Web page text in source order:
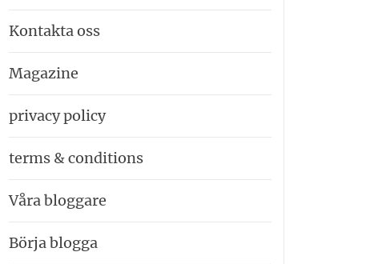
Kontakta oss
Magazine
privacy policy
terms & conditions
Våra bloggare
Börja blogga